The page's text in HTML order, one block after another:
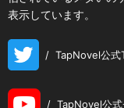
表示しています。
/ TapNovel公
/ TapNovel公